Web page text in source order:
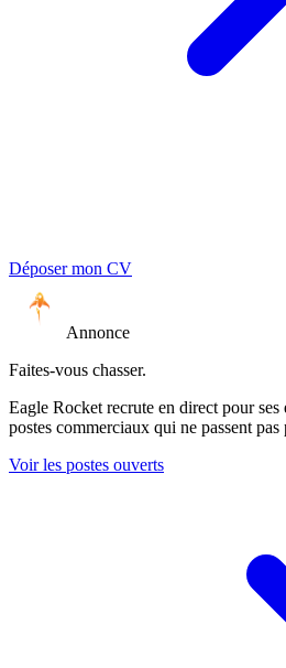
Déposer mon CV
Annonce
Faites-vous chasser.
Eagle Rocket recrute en direct pour ses
postes commerciaux qui ne passent pas
Voir les postes ouverts